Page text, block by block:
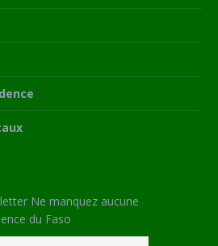
Ne manquez aucune
du Faso